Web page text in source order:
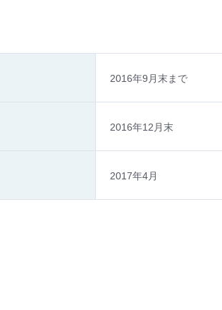
2016年9月末まで
2016年12月末
2017年4月